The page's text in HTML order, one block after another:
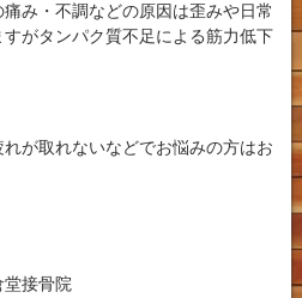
み・不調などの原因は歪みや日常
がタンパク質不足による筋力低下
が取れないなどでお悩みの方はお
倉堂接骨院